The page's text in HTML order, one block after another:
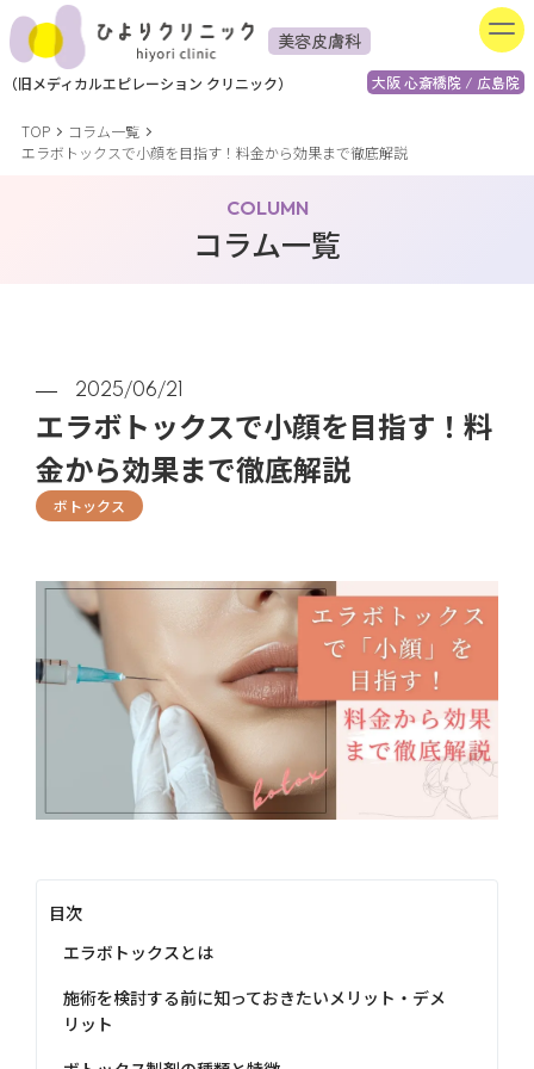
美容皮膚科
大阪 心斎橋院 / 広島院
（旧メディカルエピレーション クリニック）
TOP
コラム一覧
エラボトックスで小顔を目指す！料金から効果まで徹底解説
COLUMN
コラム一覧
2025/06/21
エラボトックスで小顔を目指す！料
金から効果まで徹底解説
ボトックス
目次
エラボトックスとは
施術を検討する前に知っておきたいメリット・デメ
リット